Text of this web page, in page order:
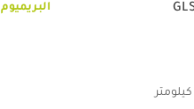
البريميوم